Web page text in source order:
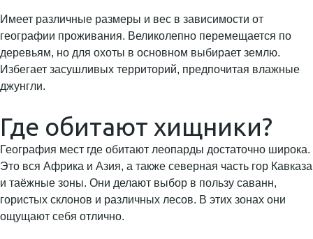
Имеет различные размеры и вес в зависимости от
географии проживания. Великолепно перемещается по
деревьям, но для охоты в основном выбирает землю.
Избегает засушливых территорий, предпочитая влажные
джунгли.
Где обитают хищники?
География мест где обитают леопарды достаточно широка.
Это вся Африка и Азия, а также северная часть гор Кавказа
и таёжные зоны. Они делают выбор в пользу саванн,
гористых склонов и различных лесов. В этих зонах они
ощущают себя отлично.